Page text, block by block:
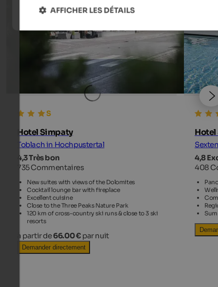
Hotel Simpaty
Toblach in Hochpustertal
4,3 Très bon
735 Commentaires
New suites with views of the Dolomites
Cocktail lounge bar with fireplace
Excellent cuisine
Close to the Three Peaks Nature Park
120 km of cross-country ski runs & close to 3 ski
resorts
à partir de66.00 € par nuit
Demander directement
Hotel
4,8
408
AFFICHER LES DÉTAILS